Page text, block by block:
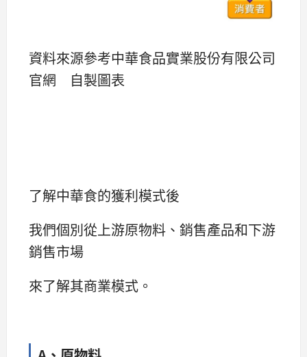
資料來源參考中華食品實業股份有限公司
官網 自製圖表
了解中華食的獲利模式後
我們個別從上游原物料、銷售產品和下游
銷售市場
來了解其商業模式。